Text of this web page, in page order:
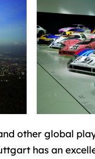
other global
has an